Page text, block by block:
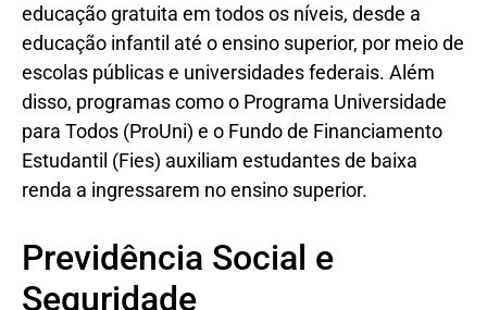
educação gratuita em todos os níveis, desde a
educação infantil até o ensino superior, por meio de
escolas públicas e universidades federais. Além
disso, programas como o Programa Universidade
para Todos (ProUni) e o Fundo de Financiamento
Estudantil (Fies) auxiliam estudantes de baixa
renda a ingressarem no ensino superior.
Previdência Social e
Seguridade